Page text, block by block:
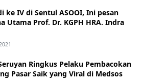
ke IV di Sentul ASOOI, Ini pesan
Utama Prof. Dr. KGPH HRA. Indra
Ringkus Pelaku Pembacokan
Pasar Saik yang Viral di Medsos